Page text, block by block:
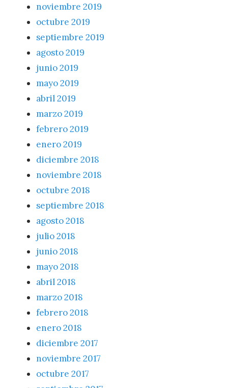
noviembre 2019
octubre 2019
septiembre 2019
agosto 2019
junio 2019
mayo 2019
abril 2019
marzo 2019
febrero 2019
enero 2019
diciembre 2018
noviembre 2018
octubre 2018
septiembre 2018
agosto 2018
julio 2018
junio 2018
mayo 2018
abril 2018
marzo 2018
febrero 2018
enero 2018
diciembre 2017
noviembre 2017
octubre 2017